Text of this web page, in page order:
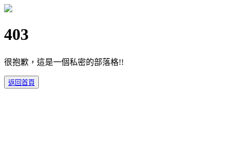
403
很抱歉，這是一個私密的部落格!!
返回首頁